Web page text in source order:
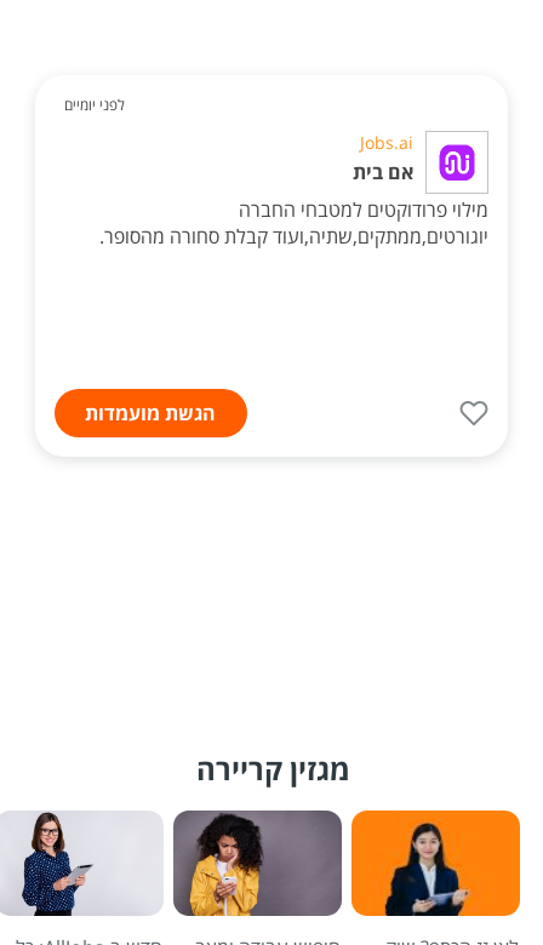
לפני יומיים
Jobs.ai
אם בית
מילוי פרודוקטים למטבחי החברה
יוגורטים,ממתקים,שתיה,ועוד קבלת סחורה מהסופר.
הגשת מועמדות
מגזין קריירה